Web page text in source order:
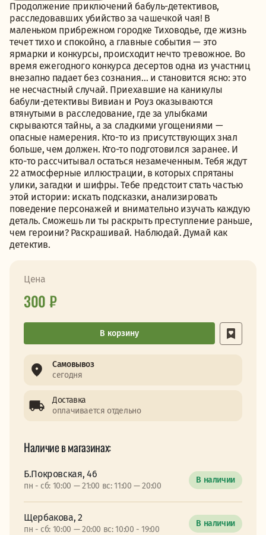
Продолжение приключений бабуль-детективов,
расследовавших убийство за чашечкой чая! В
маленьком прибрежном городке Тиховодье, где жизнь
течет тихо и спокойно, а главные события — это
ярмарки и конкурсы, происходит нечто тревожное. Во
время ежегодного конкурса десертов одна из участниц
внезапно падает без сознания… и становится ясно: это
не несчастный случай. Приехавшие на каникулы
бабули-детективы Вивиан и Роуз оказываются
втянутыми в расследование, где за улыбками
скрываются тайны, а за сладкими угощениями —
опасные намерения. Кто-то из присутствующих знал
больше, чем должен. Кто-то подготовился заранее. И
кто-то рассчитывал остаться незамеченным. Тебя ждут
22 атмосферные иллюстрации, в которых спрятаны
улики, загадки и шифры. Тебе предстоит стать частью
этой истории: искать подсказки, анализировать
поведение персонажей и внимательно изучать каждую
деталь. Сможешь ли ты раскрыть преступление раньше,
чем героини? Раскрашивай. Наблюдай. Думай как
детектив.
Цена
300 ₽
В корзину
Самовывоз
сегодня
Доставка
оплачивается отдельно
Наличие в магазинах:
Б.Покровская, 46
пн - сб: 10:00 — 21:00 вс: 11:00 — 20:00
В наличии
Щербакова, 2
пн - сб: 10:00 — 20:00 вс: 10:00 - 19:00
В наличии